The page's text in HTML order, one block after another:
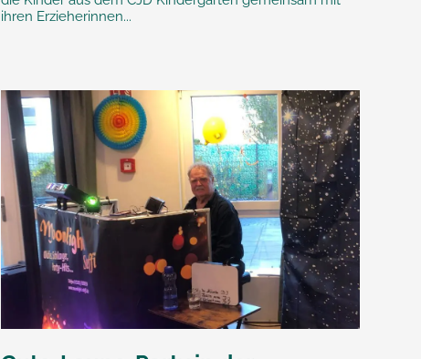
ihren Erzieherinnen...